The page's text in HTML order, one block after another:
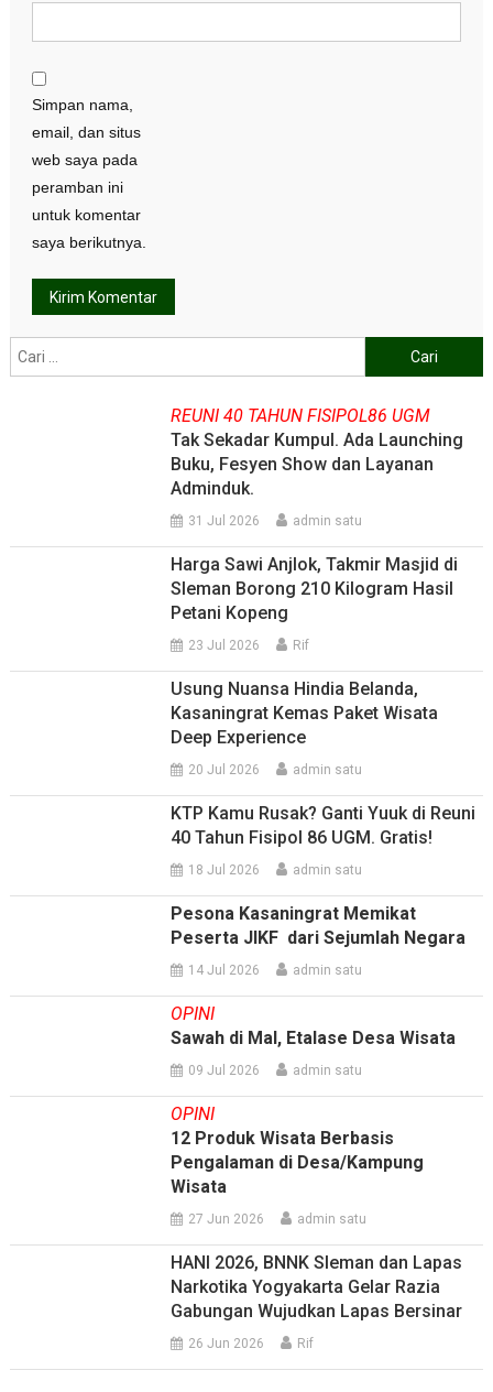
Simpan nama,
email, dan situs
web saya pada
peramban ini
untuk komentar
saya berikutnya.
untuk:
REUNI 40 TAHUN FISIPOL86 UGM
Tak Sekadar Kumpul. Ada Launching
Buku, Fesyen Show dan Layanan
Adminduk.
31 Jul 2026 admin satu
Harga Sawi Anjlok, Takmir Masjid di
Sleman Borong 210 Kilogram Hasil
Petani Kopeng
23 Jul 2026 Rif
Usung Nuansa Hindia Belanda,
Kasaningrat Kemas Paket Wisata
Deep Experience
20 Jul 2026 admin satu
KTP Kamu Rusak? Ganti Yuuk di Reuni
40 Tahun Fisipol 86 UGM. Gratis!
18 Jul 2026 admin satu
Pesona Kasaningrat Memikat
Peserta JIKF dari Sejumlah Negara
14 Jul 2026 admin satu
OPINI
Sawah di Mal, Etalase Desa Wisata
09 Jul 2026 admin satu
OPINI
12 Produk Wisata Berbasis
Pengalaman di Desa/Kampung
Wisata
27 Jun 2026 admin satu
HANI 2026, BNNK Sleman dan Lapas
Narkotika Yogyakarta Gelar Razia
Gabungan Wujudkan Lapas Bersinar
26 Jun 2026 Rif